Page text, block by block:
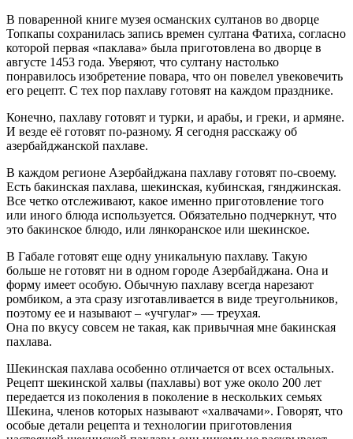
В поваренной книге музея османских султанов во дворце
Топкапы сохранилась запись времен султана Фатиха, согласно
которой первая «паклава» была приготовлена во дворце в
августе 1453 года. Уверяют, что султану настолько
понравилось изобретение повара, что он повелел увековечить
его рецепт. С тех пор пахлаву готовят на каждом празднике.
Конечно, пахлаву готовят и турки, и арабы, и греки, и армяне.
И везде её готовят по-разному. Я сегодня расскажу об
азербайджанской пахлаве.
В каждом регионе Азербайджана пахлаву готовят по-своему.
Есть бакинская пахлава, шекинская, кубинская, гянджинская.
Все четко отслеживают, какое именно приготовление того
или иного блюда используется. Обязательно подчеркнут, что
это бакинское блюдо, или лянкоранское или шекинское.
В Габале готовят еще одну уникальную пахлаву. Такую
больше не готовят ни в одном городе Азербайджана. Она и
форму имеет особую. Обычную пахлаву всегда нарезают
ромбиком, а эта сразу изготавливается в виде треугольников,
поэтому ее и называют – «учгулаг» — треухая.
Она по вкусу совсем не такая, как привычная мне бакинская
пахлава.
Шекинская пахлава особенно отличается от всех остальных.
Рецепт шекинской халвы (пахлавы) вот уже около 200 лет
передается из поколения в поколение в нескольких семьях
Шекина, членов которых называют «халвачами». Говорят, что
особые детали рецепта и технологии приготовления